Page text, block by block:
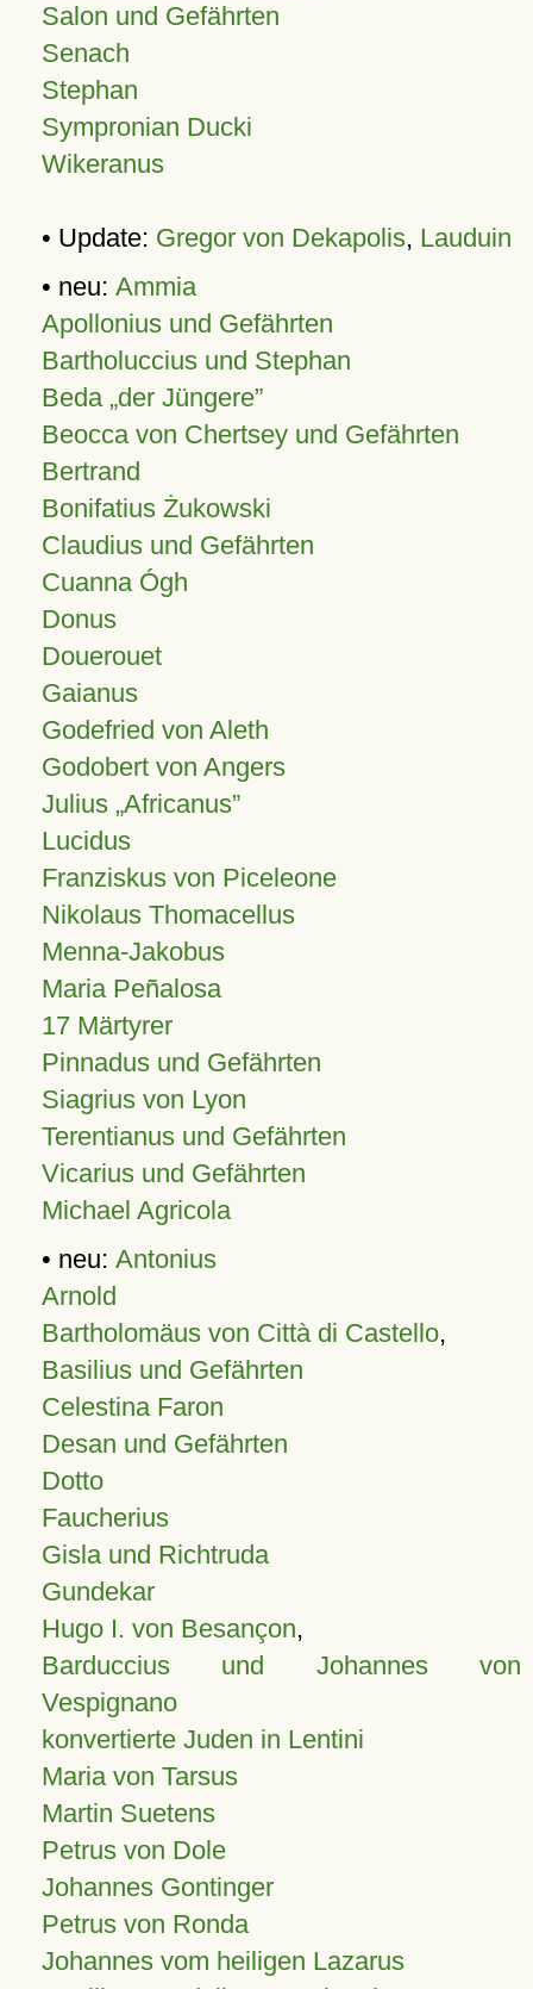
Salon und Gefährten
Senach
Stephan
Sympronian Ducki
Wikeranus
• Update: Gregor von Dekapolis, Lauduin
• neu: Ammia
Apollonius und Gefährten
Bartholuccius und Stephan
Beda „der Jüngere”
Beocca von Chertsey und Gefährten
Bertrand
Bonifatius Żukowski
Claudius und Gefährten
Cuanna Ógh
Donus
Douerouet
Gaianus
Godefried von Aleth
Godobert von Angers
Julius Africanus
Lucidus
Franziskus von Piceleone
Nikolaus Thomacellus
Menna-Jakobus
Maria Peñalosa
17 Märtyrer
Pinnadus und Gefährten
Siagrius von Lyon
Terentianus und Gefährten
Vicarius und Gefährten
Michael Agricola
• neu: Antonius
Arnold
Bartholomäus von Città di Castello,
Basilius und Gefährten
Celestina Faron
Desan und Gefährten
Dotto
Faucherius
Gisla und Richtruda
Gundekar
Hugo I. von Besançon,
Barduccius und Johannes von
Vespignano
konvertierte Juden in Lentini
Maria von Tarsus
Martin Suetens
Petrus von Dole
Johannes Gontinger
Petrus von Ronda
Johannes vom heiligen Lazarus